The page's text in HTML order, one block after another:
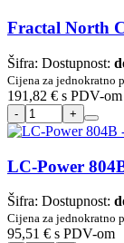
Fractal North
Šifra: Dostupnost:
Cijena za jednokratno
191,82 € s PDV-om
LC-Power
Šifra: Dostupnost:
Cijena za jednokratno
95,51 € s PDV-om